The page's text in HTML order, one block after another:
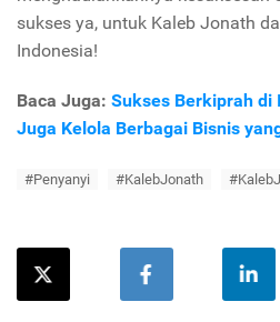
sukses ya, untuk Kaleb Jonath
Indonesia!
Baca Juga: Sukses Berkiprah
Juga Kelola Berbagai Bisnis
#Penyanyi #KalebJonath #KalebJ